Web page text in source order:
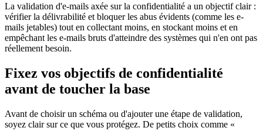
La validation d'e-mails axée sur la confidentialité a un objectif clair :
vérifier la délivrabilité et bloquer les abus évidents (comme les e-
mails jetables) tout en collectant moins, en stockant moins et en
empêchant les e-mails bruts d'atteindre des systèmes qui n'en ont pas
réellement besoin.
Fixez vos objectifs de confidentialité
avant de toucher la base
Avant de choisir un schéma ou d'ajouter une étape de validation,
soyez clair sur ce que vous protégez. De petits choix comme «